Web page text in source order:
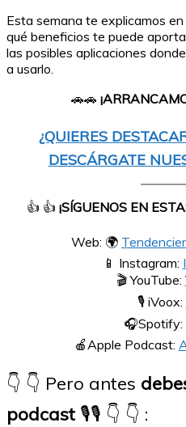
Esta semana te explicamos
qué beneficios te puede
las posibles aplicaciones
a usarlo.
🚗🚗
¿QUIERES
DESCÁRGATE
👍 👍 ¡SÍGUENOS EN
Web: 🌍
📱 Instagram:
🎬 YouTube:
🎙 iVoox:
🎧Spotify:
🍎Apple Podcast:
👇 👇 Pero antes
podcast 🎙🎙 👇 👇 :